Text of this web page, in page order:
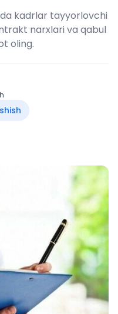
kadrlar tayyorlovchi
narxlari va qabul
oling.